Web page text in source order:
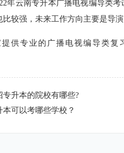
年云南专升本广播电视编导类
较强，未来工作方向主要是导演
提供专业的广播电视编导类
专升本的院校有哪些?
本可以考哪些学校？